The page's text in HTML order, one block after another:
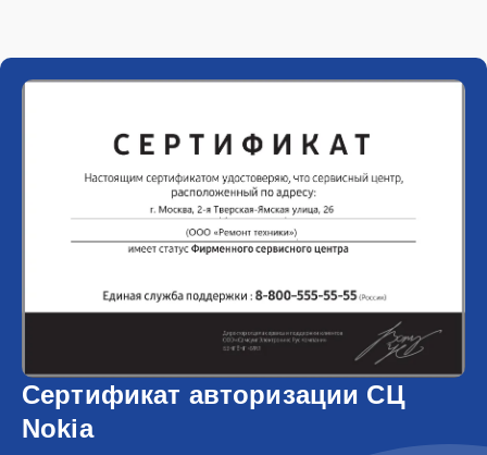
Сертификат авторизации СЦ
Nokia